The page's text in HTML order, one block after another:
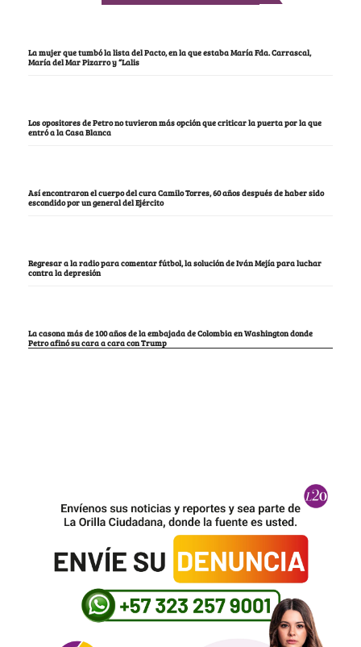
La mujer que tumbó la lista del Pacto, en la que estaba María Fda. Carrascal,
María del Mar Pizarro y “Lalis
Los opositores de Petro no tuvieron más opción que criticar la puerta por la que
entró a la Casa Blanca
Así encontraron el cuerpo del cura Camilo Torres, 60 años después de haber sido
escondido por un general del Ejército
Regresar a la radio para comentar fútbol, la solución de Iván Mejía para luchar
contra la depresión
La casona más de 100 años de la embajada de Colombia en Washington donde
Petro afinó su cara a cara con Trump